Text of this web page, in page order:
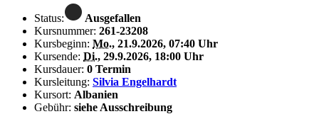
Status:
Ausgefallen
Kursnummer: 261-23208
Kursbeginn: Mo., 21.9.2026, 07:40 Uhr
Kursende: Di., 29.9.2026, 18:00 Uhr
Kursdauer: 0 Termin
Kursleitung: Silvia Engelhardt
Kursort: Albanien
Gebühr: siehe Ausschreibung